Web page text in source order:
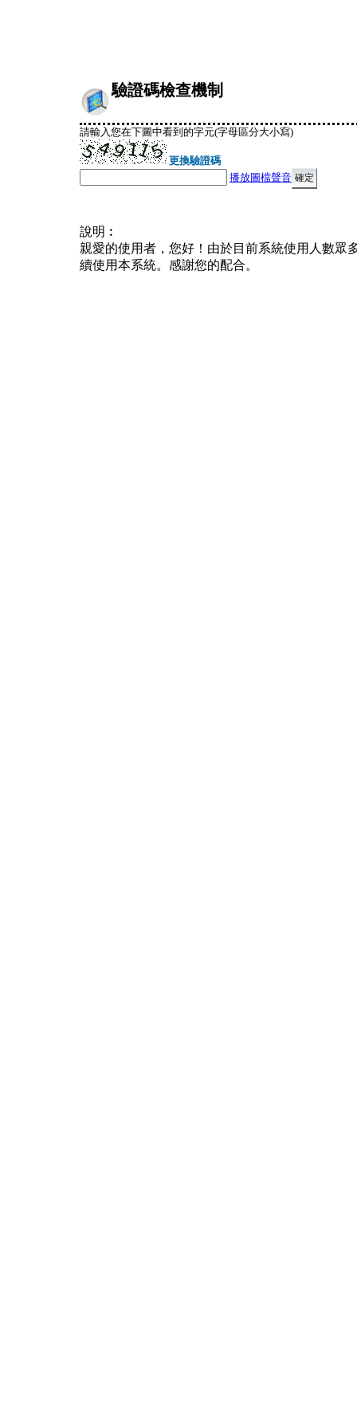
驗證碼檢查機制
請輸入您在下圖中看到的字元(字母區分大小寫)
更換驗證碼
播放圖檔聲音
說明︰
親愛的使用者，您好！由於目前系統使用人數眾
續使用本系統。感謝您的配合。